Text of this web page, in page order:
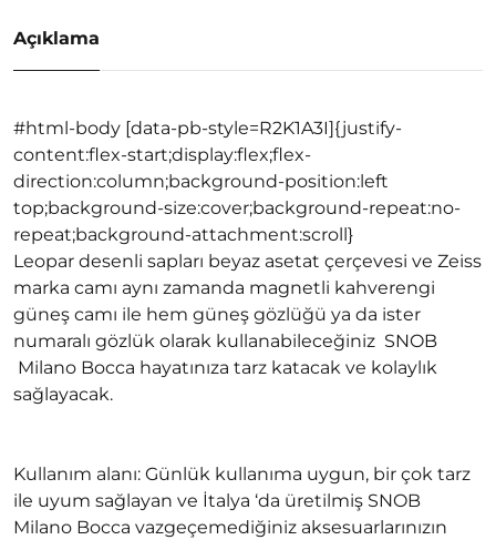
Açıklama
#html-body [data-pb-style=R2K1A3I]{justify-
content:flex-start;display:flex;flex-
direction:column;background-position:left
top;background-size:cover;background-repeat:no-
repeat;background-attachment:scroll}
Leopar desenli sapları beyaz asetat çerçevesi ve Zeiss
marka camı aynı zamanda magnetli kahverengi
güneş camı ile hem güneş gözlüğü ya da ister
numaralı gözlük olarak kullanabileceğiniz SNOB
Milano Bocca hayatınıza tarz katacak ve kolaylık
sağlayacak.
Kullanım alanı: Günlük kullanıma uygun, bir çok tarz
ile uyum sağlayan ve İtalya ‘da üretilmiş SNOB
Milano Bocca vazgeçemediğiniz aksesuarlarınızın